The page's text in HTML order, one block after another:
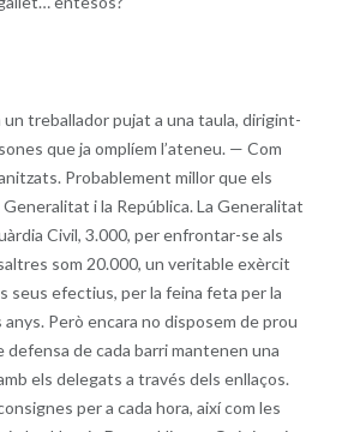
treballador pujat a una taula, dirigint-
que ja omplíem l’ateneu. — Com
Probablement millor que els
i la República. La Generalitat
Civil, 3.000, per enfrontar-se als
som 20.000, un veritable exèrcit
seus efectius, per la feina feta per la
Però encara no disposem de prou
defensa de cada barri mantenen una
els delegats a través dels enllaços.
per a cada hora, així com les